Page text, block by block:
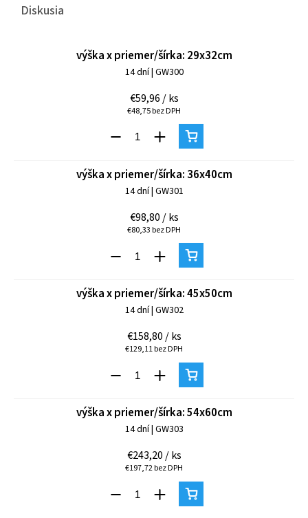
Diskusia
výška x priemer/šírka: 29x32cm
14 dní| GW300
€59,96 / ks
€48,75 bez DPH
výška x priemer/šírka: 36x40cm
14 dní| GW301
€98,80 / ks
€80,33 bez DPH
výška x priemer/šírka: 45x50cm
14 dní| GW302
€158,80 / ks
€129,11 bez DPH
výška x priemer/šírka: 54x60cm
14 dní| GW303
€243,20 / ks
€197,72 bez DPH